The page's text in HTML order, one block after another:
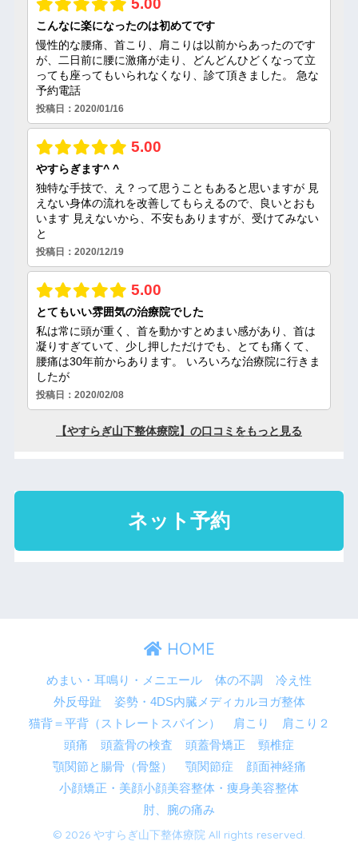
HOME
めまい・耳鳴り・メニエール 体の不調
冷え性
外反母趾
姿勢・4DS内臓メディカルヨガ整体
猫背＝平背（ストレートスパイン）
肩こり
肩こり２
頭痛
頭蓋骨の検査 頭蓋骨矯正
頸椎症
顎関節と腸骨（骨盤）
顎関節症
顔面神経痛
小顔矯正・美顔小顔美容整体・痩身美容整体
肘、腕の痛み
© 2026 やすらぎ山下整体療院 All rights reserved.